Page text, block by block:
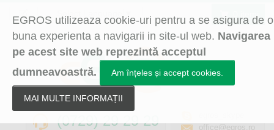
EGROS utilizeaza cookie-uri pentru a se asigura de o
buna experienta a navigarii in site-ul web. Navigarea
pe acest site web reprezintă acceptul
dumneavoastră.
Am înțeles și accept cookies.
MAI MULTE INFORMAȚII
0 itemi
office@egros.ro
(0729) 29 29 29